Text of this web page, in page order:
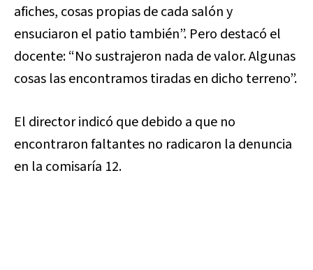
afiches, cosas propias de cada salón y
ensuciaron el patio también”. Pero destacó el
docente: “No sustrajeron nada de valor. Algunas
cosas las encontramos tiradas en dicho terreno”.
El director indicó que debido a que no
encontraron faltantes no radicaron la denuncia
en la comisaría 12.